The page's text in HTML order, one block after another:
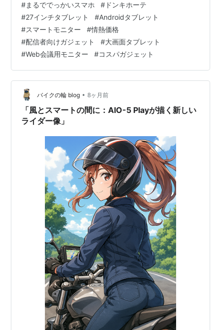
ブレットなんて、聞いただけでワクワクしますよね！ で
も同時に「本当に買って大丈夫かな…」って不安にもな
りますよね💦 安心してください！ この記事では、ドンキ
ホーテが2025年11月28日に発売した話題の「まるででっ
かいスマホ」について、 ✅ 実際の使用感やスペックの詳
細 ✅…
#まるででっかいスマホ # ドンキホーテ
#27インチタブレット #Androidタブレット
#スマートモニター #情熱価格
#配信者向けガジェット #大画面タブレット
#Web会議用モニター #コスパガジェット
バイクの輪 blog • 8ヶ月前
「風とスマートの間に：AIO-5 Playが描く新しい
ライダー像」